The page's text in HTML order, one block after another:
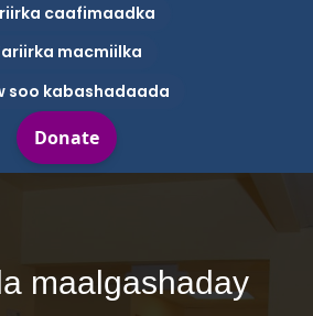
caafimaadka
macmiilka
soo kabashadaada
maalgashaday